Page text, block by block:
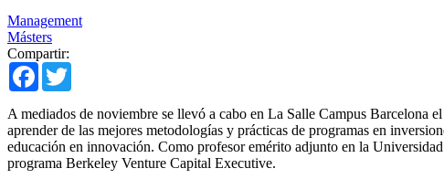
Management
Másters
Compartir:
Facebook
A mediados de noviembre se llevó a cabo en La Salle Campus Barcelona
aprender de las mejores metodologías y prácticas de programas en
educación en innovación. Como profesor emérito adjunto en la
programa Berkeley Venture Capital Executive.